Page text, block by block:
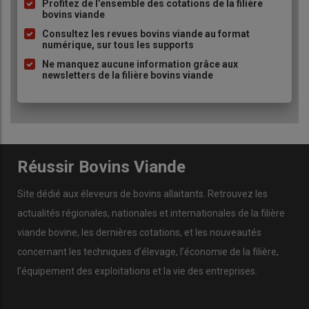
sols »
Le pâturage de génisses sur couverts est au cœur du système
ACS. © J. Bohy
puce
Profitez de l’ensemble des cotations de la filière
bovins viande
Consultez les revues bovins viande au format
numérique, sur tous les supports
Ne manquez aucune information grâce aux
newsletters de la filière bovins viande
Réussir Bovins Viande
Site dédié aux éleveurs de bovins allaitants. Retrouvez les
actualités régionales, nationales et internationales de la filière
viande bovine, les dernières cotations, et les nouveautés
concernant les techniques d’élevage, l’économie de la filière,
l’équipement des exploitations et la vie des entreprises.